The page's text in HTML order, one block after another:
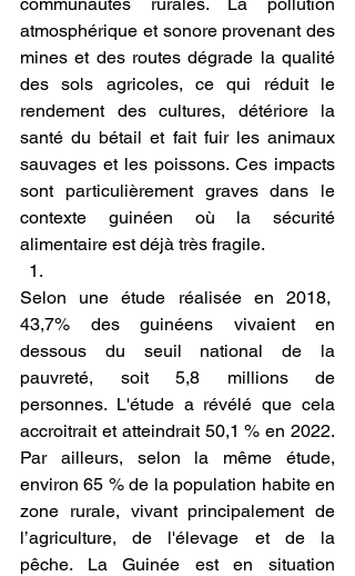
atmosphérique et sonore provenant des
mines et des routes dégrade la qualité
des sols agricoles, ce qui réduit le
rendement des cultures, détériore la
santé du bétail et fait fuir les animaux
sauvages et les poissons. Ces impacts
sont particulièrement graves dans le
contexte guinéen où la sécurité
alimentaire est déjà très fragile.
Selon une étude réalisée en 2018,
43,7% des guinéens vivaient en
dessous du seuil national de la
pauvreté, soit 5,8 millions de
personnes. L'étude a révélé que cela
accroitrait et atteindrait 50,1 % en 2022.
Par ailleurs, selon la même étude,
environ 65 % de la population habite en
zone rurale, vivant principalement de
l’agriculture, de l'élevage et de la
pêche. La Guinée est en situation